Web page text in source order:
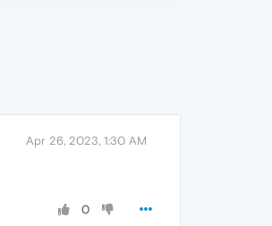
Apr 26, 2023, 1:30 AM
0